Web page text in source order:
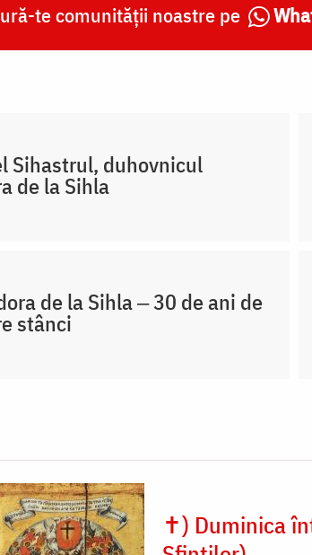
te comunității noastre pe
Sihastrul, duhovnicul
de la Sihla
de la Sihla ‒ 30 de ani de
stânci
✝) Duminica